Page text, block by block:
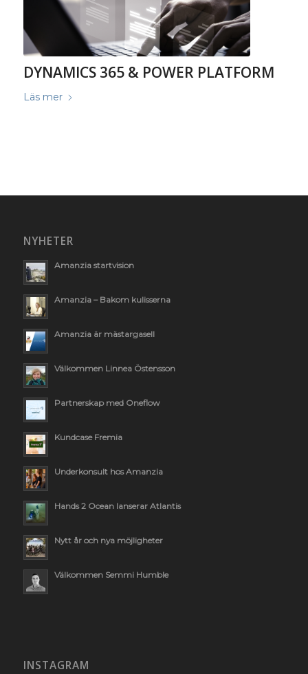
DYNAMICS 365 & POWER PLATFORM
Läs mer
NYHETER
Amanzia startvision
Amanzia – Bakom kulisserna
Amanzia är mästargasell
Välkommen Linnea Östensson
Partnerskap med Oneflow
Kundcase Fremia
Underkonsult hos Amanzia
Hands 2 Ocean lanserar Atlantis
Nytt år och nya möjligheter
Välkommen Semmi Humble
INSTAGRAM